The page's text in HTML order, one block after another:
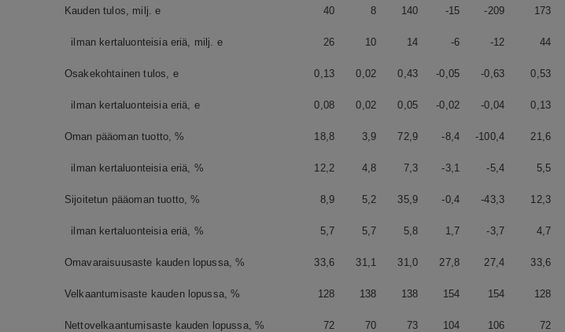
Kauden tulos, milj. e 40 8 140 -15 -209 173
ilman kertaluonteisia eriä, milj. e 26 10 14 -6 -12 44
Osakekohtainen tulos, e 0,13 0,02 0,43 -0,05 -0,63 0,53
ilman kertaluonteisia eriä, e 0,08 0,02 0,05 -0,02 -0,04 0,13
Oman pääoman tuotto, % 18,8 3,9 72,9 -8,4 -100,4 21,6
ilman kertaluonteisia eriä, % 12,2 4,8 7,3 -3,1 -5,4 5,5
Sijoitetun pääoman tuotto, % 8,9 5,2 35,9 -0,4 -43,3 12,3
ilman kertaluonteisia eriä, % 5,7 5,7 5,8 1,7 -3,7 4,7
Omavaraisuusaste kauden lopussa, % 33,6 31,1 31,0 27,8 27,4 33,6
Velkaantumisaste kauden lopussa, % 128 138 138 154 154 128
Nettovelkaantumisaste kauden lopussa, % 72 70 73 104 106 72